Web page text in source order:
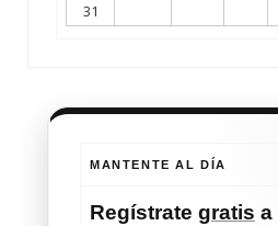
31
MANTENTE AL DÍA
Regístrate gratis a